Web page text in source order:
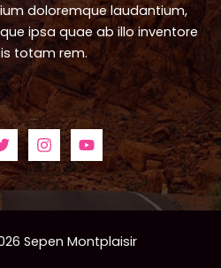
doloremque laudantium,
ipsa quae ab illo inventore
totam rem.
Sepen Montplaisir